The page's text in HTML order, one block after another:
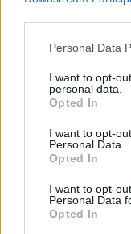
Personal Data
I want to opt-
personal data.
Opted In
I want to opt-
Personal Data.
Opted In
I want to opt-
Personal Data
Opted In